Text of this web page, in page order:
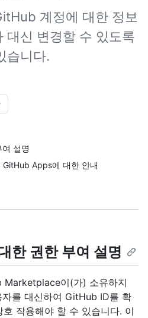
계정에 대한 정보
대신 변경할 수 있도록
습니다.
설명
Apps에 대한 안내
한 권한 부여 설명
Marketplace이(가) 소유하지
를 대신하여 GitHub ID를 확
작용해야 할 수 있습니다. 이